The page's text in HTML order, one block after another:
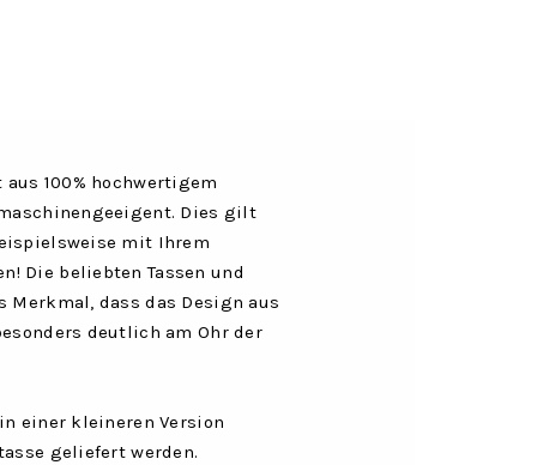
100% hochwertigem
Dies gilt
mit Ihrem
Die beliebten Tassen und
Merkmal, dass das Design aus
deutlich am Ohr der
einer kleineren Version
geliefert werden.